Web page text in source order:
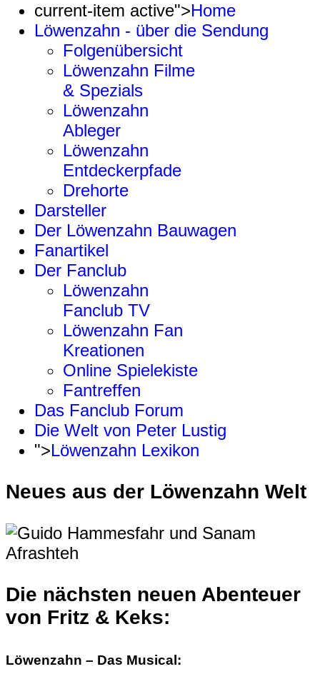
current-item active">Home
Löwenzahn - über die Sendung
Folgenübersicht
Löwenzahn Filme
& Spezials
Löwenzahn
Ableger
Löwenzahn
Entdeckerpfade
Drehorte
Darsteller
Der Löwenzahn Bauwagen
Fanartikel
Der Fanclub
Löwenzahn
Fanclub TV
Löwenzahn Fan
Kreationen
Online Spielekiste
Fantreffen
Das Fanclub Forum
Die Welt von Peter Lustig
">Löwenzahn Lexikon
Neues aus der Löwenzahn Welt
Die nächsten neuen Abenteuer
von Fritz & Keks:
Löwenzahn – Das Musical: